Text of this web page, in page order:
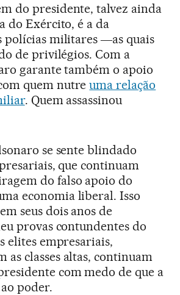
do presidente, talvez ainda
do Exército, é a da
polícias militares ―as quais
de privilégios. Com a
garante também o apoio
quem nutreuma relação
. Quem assassinou
se sente blindado
que continuam
do falso apoio do
economia liberal. Isso
seus dois anos de
provas contundentes do
elites empresariais,
as classes altas, continuam
com medo de que a
poder.